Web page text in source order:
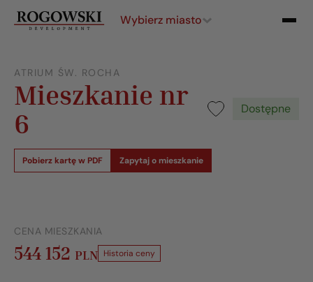
Wybierz miasto
ATRIUM ŚW. ROCHA
Mieszkanie nr
6
Dostępne
Pobierz kartę w PDF Zapytaj o mieszkanie
CENA MIESZKANIA
544 152 PLN Historia ceny